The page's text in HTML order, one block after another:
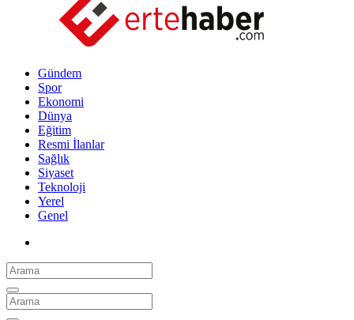
Gündem
Spor
Ekonomi
Dünya
Eğitim
Resmi İlanlar
Sağlık
Siyaset
Teknoloji
Yerel
Genel